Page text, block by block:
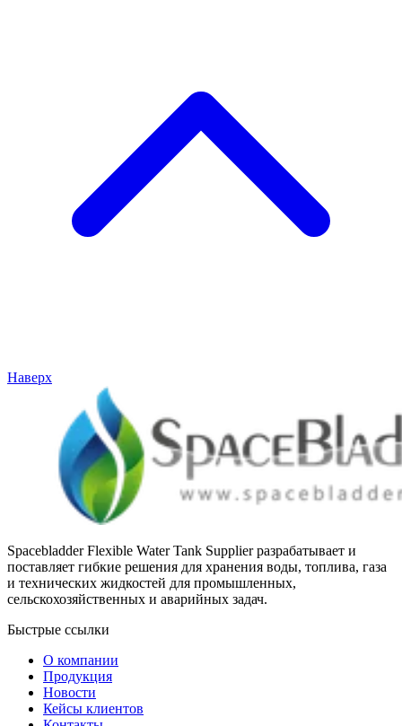
Наверх
Spacebladder Flexible Water Tank Supplier разрабатывает и
поставляет гибкие решения для хранения воды, топлива, газа
и технических жидкостей для промышленных,
сельскохозяйственных и аварийных задач.
Быстрые ссылки
О компании
Продукция
Новости
Кейсы клиентов